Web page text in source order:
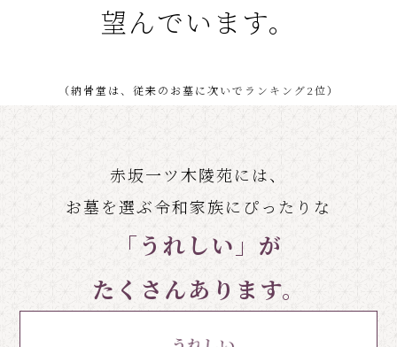
望んでいます。
（納骨堂は、従来のお墓に次いでランキング2位）
赤坂一ツ木陵苑には、
お墓を選ぶ令和家族にぴったりな
「うれしい」が
たくさんあります。